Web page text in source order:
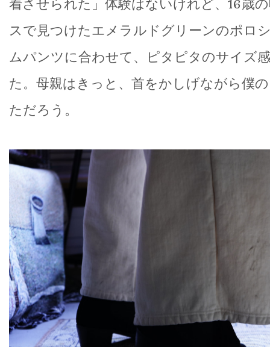
スで見つけたエメラルドグリーンのポロ
ムパンツに合わせて、ピタピタのサイズ
た。母親はきっと、首をかしげながら僕
ただろう。